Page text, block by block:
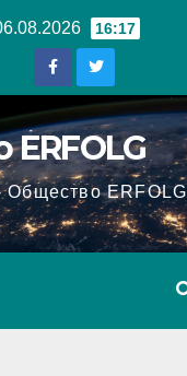
16:17
Общество ERFOLG